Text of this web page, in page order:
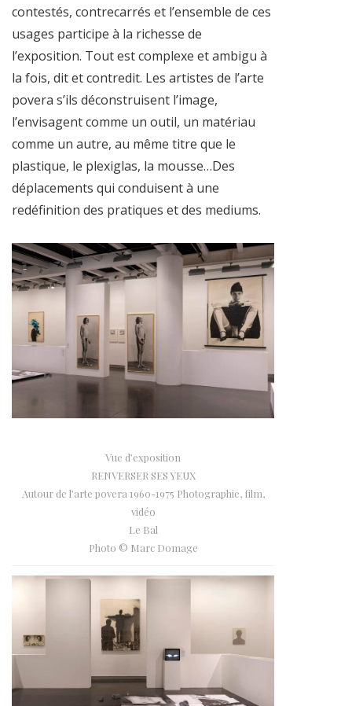
contestés, contrecarrés et l’ensemble de ces
usages participe à la richesse de
l’exposition. Tout est complexe et ambigu à
la fois, dit et contredit. Les artistes de l’arte
povera s’ils déconstruisent l’image,
l’envisagent comme un outil, un matériau
comme un autre, au même titre que le
plastique, le plexiglas, la mousse…Des
déplacements qui conduisent à une
redéfinition des pratiques et des mediums.
Vue d’exposition
RENVERSER SES YEUX
Autour de l’arte povera 1960-1975 Photographie, film,
vidéo
Le Bal
Photo © Marc Domage